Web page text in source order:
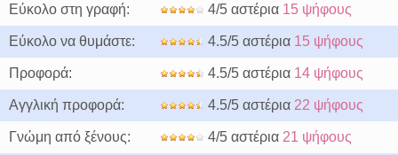
Εύκολο στη γραφή: 4/5 αστέρια 15 ψήφους
Εύκολο να θυμάστε: 4.5/5 αστέρια 15 ψήφους
Προφορά: 4.5/5 αστέρια 14 ψήφους
Αγγλική προφορά: 4.5/5 αστέρια 22 ψήφους
Γνώμη από ξένους: 4/5 αστέρια 21 ψήφους